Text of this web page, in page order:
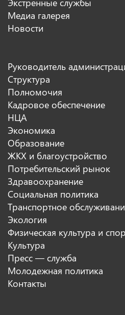
Экстренные службы
Медиа галерея
Новости
Руководитель
Структура
Полномочия
Кадровое обеспечение
НЦА
Экономика
Образование
ЖКХ и благоустройство
Потребительский рынок
Здравоохранение
Социальная политика
Транспортное
Экология
Физическая культура и
Культура
Пресс — служба
Молодежная политика
Контакты